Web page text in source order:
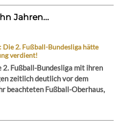
Jahren...
Die 2. Fußball-Bundesliga hätte
verdient!
Fußball-Bundesliga mit ihren
zeitlich deutlich vor dem
beachteten Fußball-Oberhaus,